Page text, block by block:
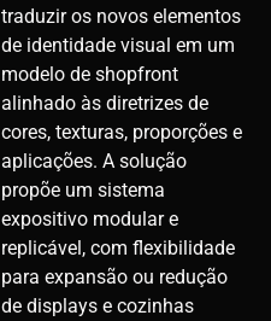
traduzir os novos elementos
de identidade visual em um
modelo de shopfront
alinhado às diretrizes de
cores, texturas, proporções e
aplicações. A solução
propõe um sistema
expositivo modular e
replicável, com flexibilidade
para expansão ou redução
de displays e cozinhas